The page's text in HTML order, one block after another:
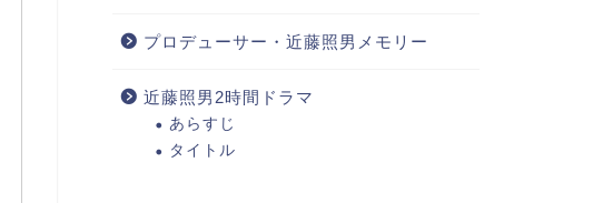
プロデューサー・近藤照男メモリー
近藤照男2時間ドラマ
あらすじ
タイトル